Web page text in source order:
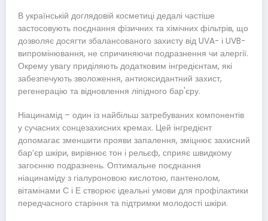
В українській доглядовій косметиці дедалі частіше
застосовують поєднання фізичних та хімічних фільтрів, що
дозволяє досягти збалансованого захисту від UVA- і UVB-
випромінювання, не спричиняючи подразнення чи алергії.
Окрему увагу приділяють додатковим інгредієнтам, які
забезпечують зволоження, антиоксидантний захист,
регенерацію та відновлення ліпідного бар'єру.
Ніацинамід – один із найбільш затребуваних компонентів
у сучасних сонцезахисних кремах. Цей інгредієнт
допомагає зменшити прояви запалення, зміцнює захисний
бар’єр шкіри, вирівнює тон і рельєф, сприяє швидкому
загоєнню подразнень. Оптимальне поєднання
ніацинаміду з гіалуроновою кислотою, пантенолом,
вітамінами С і Е створює ідеальні умови для профілактики
передчасного старіння та підтримки молодості шкіри.